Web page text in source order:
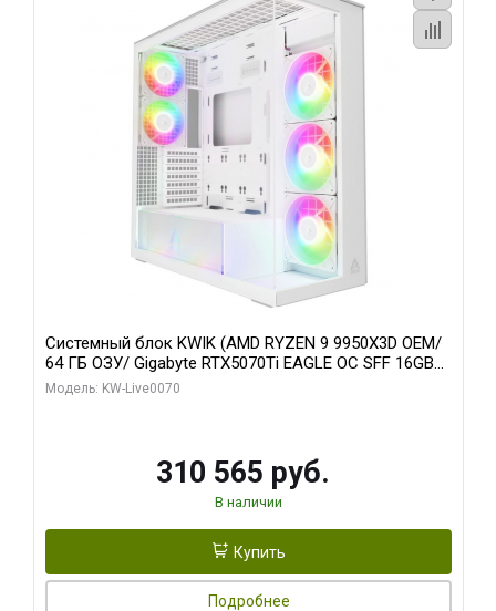
Системный блок KWIK (AMD RYZEN 9 9950X3D OEM/
64 ГБ ОЗУ/ Gigabyte RTX5070Ti EAGLE OC SFF 16GB
GDDR7 256bit 3x/ 512 ГБ SSD)
Модель: KW-Live0070
310 565 руб.
В наличии
Купить
Подробнее